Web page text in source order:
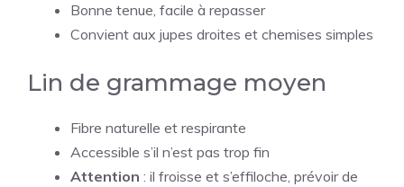
Bonne tenue, facile à repasser
Convient aux jupes droites et chemises simples
Lin de grammage moyen
Fibre naturelle et respirante
Accessible s’il n’est pas trop fin
Attention : il froisse et s’effiloche, prévoir de